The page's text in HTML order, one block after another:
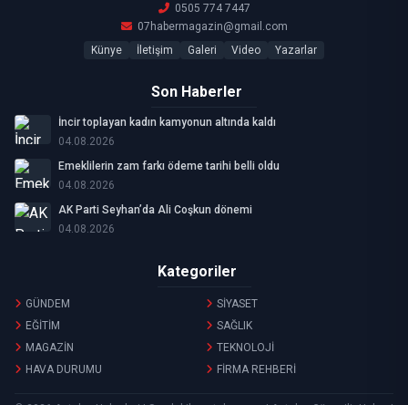
0505 774 7447
07habermagazin@gmail.com
Künye
İletişim Galeri Video Yazarlar
Son Haberler
İncir toplayan kadın kamyonun altında kaldı
04.08.2026
Emeklilerin zam farkı ödeme tarihi belli oldu
04.08.2026
AK Parti Seyhan’da Ali Coşkun dönemi
04.08.2026
Kategoriler
GÜNDEM
SİYASET
EĞİTİM
SAĞLIK
MAGAZİN
TEKNOLOJİ
HAVA DURUMU
FİRMA REHBERİ